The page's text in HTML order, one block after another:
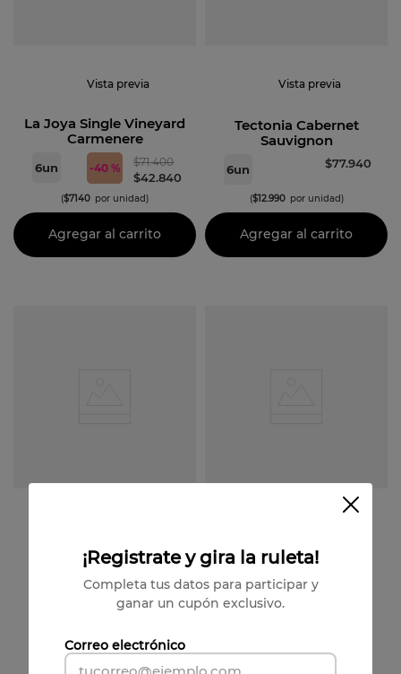
Vista previa
La Joya Single Vineyard
Carmenere
6un -40 % $71.400
$42.840
($7140 por unidad)
Agregar al carrito
Vista previa
Tectonia Cabernet
Sauvignon
6un $77.940
($12.990 por unidad)
Agregar al carrito
Premium
Granito Blend Syrah
Carignan Gren.
$11.450
Varietal
U Sweet Cabernet
Sauvignon
¡Registrate y gira la ruleta!
Completa tus datos para participar y
ganar un cupón exclusivo.
Correo electrónico